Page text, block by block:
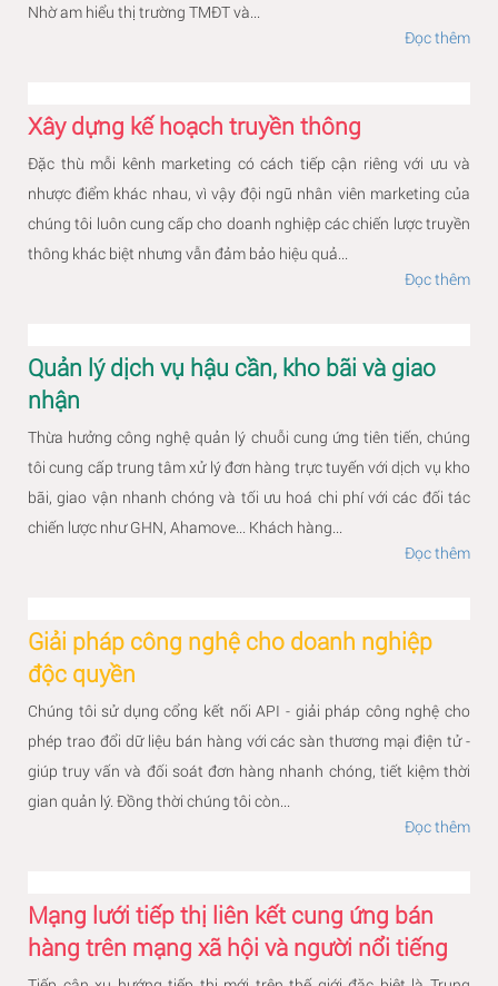
Nhờ am hiểu thị trường TMĐT và...
Đọc thêm
Xây dựng kế hoạch truyền thông
Đặc thù mỗi kênh marketing có cách tiếp cận riêng với ưu và
nhược điểm khác nhau, vì vậy đội ngũ nhân viên marketing của
chúng tôi luôn cung cấp cho doanh nghiệp các chiến lược truyền
thông khác biệt nhưng vẫn đảm bảo hiệu quả...
Đọc thêm
Quản lý dịch vụ hậu cần, kho bãi và giao
nhận
Thừa hưởng công nghệ quản lý chuỗi cung ứng tiên tiến, chúng
tôi cung cấp trung tâm xử lý đơn hàng trực tuyến với dịch vụ kho
bãi, giao vận nhanh chóng và tối ưu hoá chi phí với các đối tác
chiến lược như GHN, Ahamove... Khách hàng...
Đọc thêm
Giải pháp công nghệ cho doanh nghiệp
độc quyền
Chúng tôi sử dụng cổng kết nối API - giải pháp công nghệ cho
phép trao đổi dữ liệu bán hàng với các sàn thương mại điện tử -
giúp truy vấn và đối soát đơn hàng nhanh chóng, tiết kiệm thời
gian quản lý. Đồng thời chúng tôi còn...
Đọc thêm
Mạng lưới tiếp thị liên kết cung ứng bán
hàng trên mạng xã hội và người nổi tiếng